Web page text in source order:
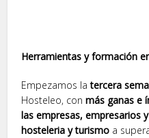
Herramientas y formación
Empezamos latercera
Hosteleo, conmás ganas e
las empresas, empresarios
hosteleria y turismo a